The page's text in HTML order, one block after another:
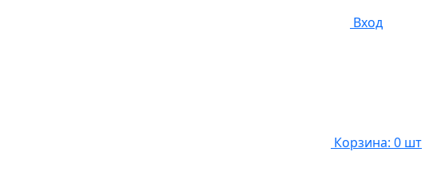
Вход
Корзина: 0 шт